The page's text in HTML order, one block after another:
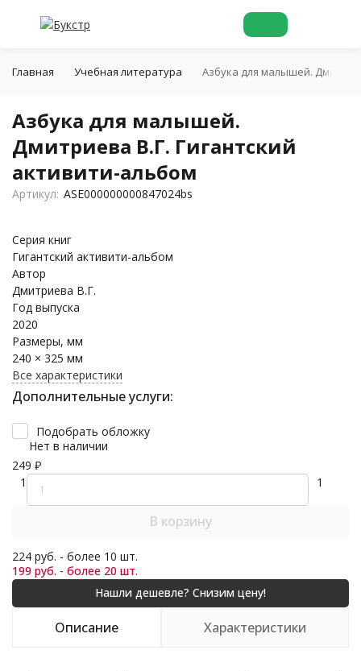
Главная Учебная литература Азбука для малышей.
Азбука для малышей.
Дмитриева В.Г. Гигантский
активити-альбом
Артикул: ASE000000000847024bs
Серия книг
Гигантский активити-альбом
Автор
Дмитриева В.Г.
Год выпуска
2020
Размеры, мм
240 × 325 мм
Все характеристики
Дополнительные услуги:
Подобрать обложку
Нет в наличии
249 ₽
1
1
В корзину
224 руб. - более 10 шт.
199 руб. - более 20 шт.
Описание Характеристики